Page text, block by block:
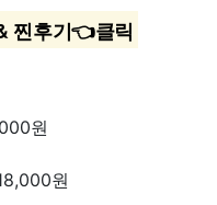
찐후기👈클릭
원
원